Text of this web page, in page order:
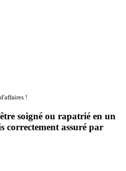
!
soigné ou rapatrié en un
correctement assuré par